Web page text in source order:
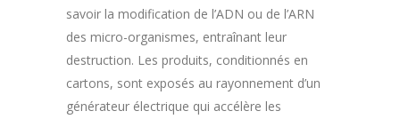
savoir la modification de l’ADN ou de l’ARN
des micro-organismes, entraînant leur
destruction. Les produits, conditionnés en
cartons, sont exposés au rayonnement d’un
générateur électrique qui accélère les